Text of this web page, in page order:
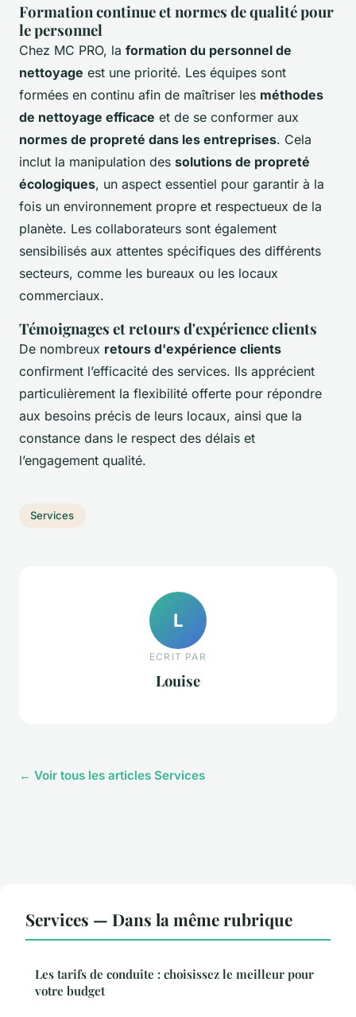
Formation continue et normes de qualité pour
le personnel
Chez MC PRO, la formation du personnel de
nettoyage est une priorité. Les équipes sont
formées en continu afin de maîtriser les méthodes
de nettoyage efficace et de se conformer aux
normes de propreté dans les entreprises. Cela
inclut la manipulation des solutions de propreté
écologiques, un aspect essentiel pour garantir à la
fois un environnement propre et respectueux de la
planète. Les collaborateurs sont également
sensibilisés aux attentes spécifiques des différents
secteurs, comme les bureaux ou les locaux
commerciaux.
Témoignages et retours d'expérience clients
De nombreux retours d'expérience clients
confirment l’efficacité des services. Ils apprécient
particulièrement la flexibilité offerte pour répondre
aux besoins précis de leurs locaux, ainsi que la
constance dans le respect des délais et
l’engagement qualité.
Services
L
ECRIT PAR
Louise
← Voir tous les articles Services
Services — Dans la même rubrique
Les tarifs de conduite : choisissez le meilleur pour
votre budget